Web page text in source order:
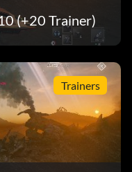
(+20 Trainer)
Trainers